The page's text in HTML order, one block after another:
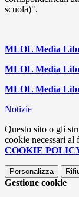
scuola)".
MLOL Media
MLOL Media
MLOL Media
Notizie
Questo sito o gli
cookie necessari
COOKIE
Personalizza
Gestione cookie